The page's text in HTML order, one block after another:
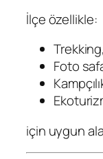
İlçe özellikle:
Trekking,
Foto
için uygun